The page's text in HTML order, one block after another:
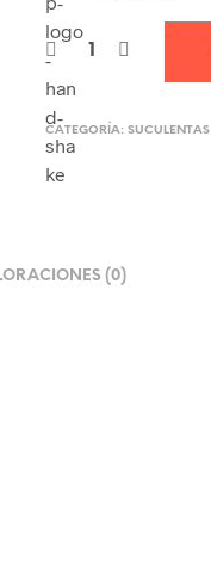
CATEGORÍA:SUCULENTAS
(0)